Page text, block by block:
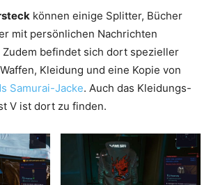
können einige Splitter, Bücher
mit persönlichen Nachrichten
befindet sich dort spezieller
Kleidung und eine Kopie von
Samurai-Jacke. Auch das Kleidungs-
V ist dort zu finden.